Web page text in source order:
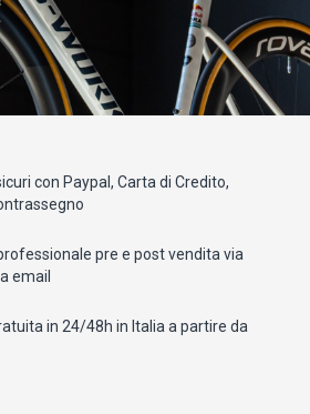
con Paypal, Carta di Credito,
pre e post vendita via
email
in 24/48h in Italia a partire da